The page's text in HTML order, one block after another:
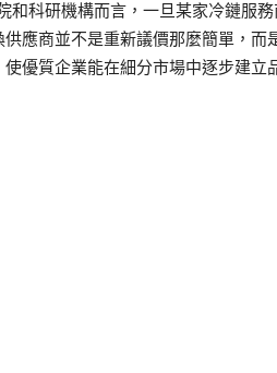
和科研機構而言，一旦某家冷鏈服
應商並不是重新議價那麼簡單，而
優質企業能在細分市場中逐步建立